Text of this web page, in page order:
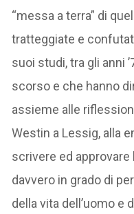
“messa a terra” di
tratteggiate e
suoi studi, tra gli anni
scorso e che hanno
assieme alle
Westin a Lessig, alla
scrivere ed approvare
davvero in grado di
della vita dell’uomo e